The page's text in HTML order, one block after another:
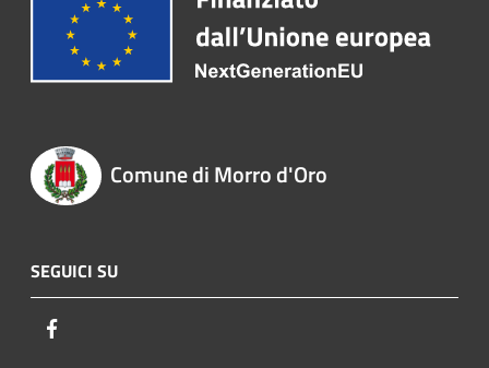
Comune di Morro d'Oro
SEGUICI SU